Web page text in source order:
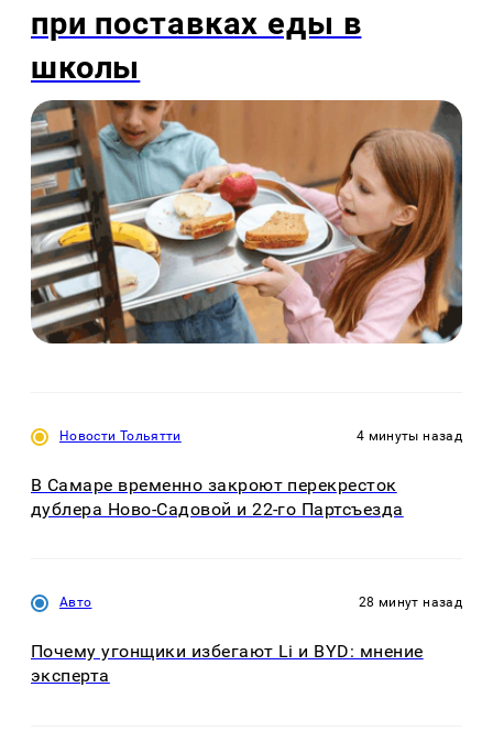
при поставках еды в
школы
Новости Тольятти 4 минуты назад
В Самаре временно закроют перекресток
дублера Ново-Садовой и 22-го Партсъезда
Авто 28 минут назад
Почему угонщики избегают Li и BYD: мнение
эксперта